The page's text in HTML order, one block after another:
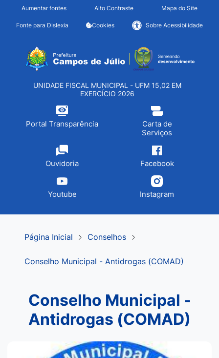
Seção de atalhos e links
Ir para o conteúdo [alt+1]
Ir para o menu [alt+2]
Ir para o rodapé [alt+4]
Aumentar fontes Alto Contraste Mapa do Site
Fonte para Dislexia Cookies Sobre Acessibilidade
Seção do menu principal
UNIDADE FISCAL MUNICIPAL - UFM 15,02 EM
EXERCÍCIO 2026
Portal Transparência
Carta de
Serviços
Ouvidoria Facebook
Youtube Instagram
Página Inicial Conselhos
Conselho Municipal - Antidrogas (COMAD)
Conselho Municipal -
Antidrogas (COMAD)